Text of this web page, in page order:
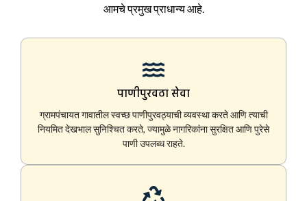
आमचे प्रमुख प्राधान्य आहे.
पाणीपुरवठा सेवा
ग्रामपंचायत गावातील स्वच्छ पाणीपुरवठ्याची व्यवस्था करते आणि त्याची
नियमित देखभाल सुनिश्चित करते, ज्यामुळे नागरिकांना सुरक्षित आणि पुरेसे
पाणी उपलब्ध राहते.